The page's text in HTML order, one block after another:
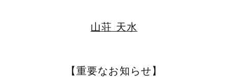
山荘 天水
【重要なお知らせ】